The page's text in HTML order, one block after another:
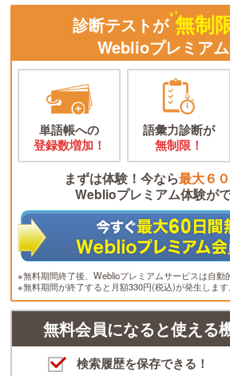
診断テストが 無制
Weblioプレミア
単語帳への
登録数増加！
語彙力診断が
無制限！
まずは体験！今なら最大６
Weblioプレミアム体験が
※無料期間終了後、Weblioプレミアムサービスは自動
※無料期間が終了すると月額330円(税込)が発生します
無料会員になると使える
検索履歴を保存できる！